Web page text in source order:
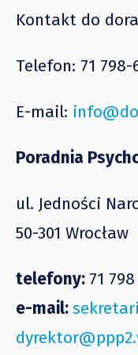
Kontakt do
Telefon: 71 798-
E-mail:
Poradnia
ul. Jedności
50-301 Wrocław
telefony: 71
e-mail: